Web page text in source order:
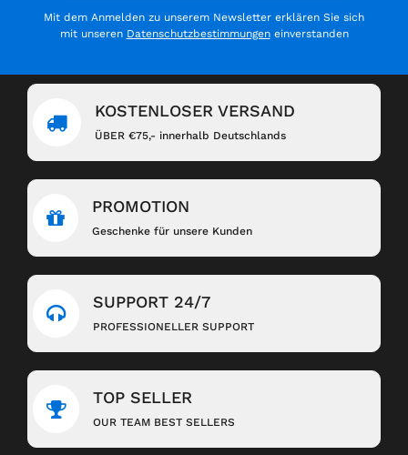
Mit dem Anmelden zu unserem Newsletter erklären Sie sich
mit unseren Datenschutzbestimmungeneinverstanden
KOSTENLOSER VERSAND
ÜBER €75,- innerhalb Deutschlands
PROMOTION
Geschenke für unsere Kunden
SUPPORT 24/7
PROFESSIONELLER SUPPORT
TOP SELLER
OUR TEAM BEST SELLERS